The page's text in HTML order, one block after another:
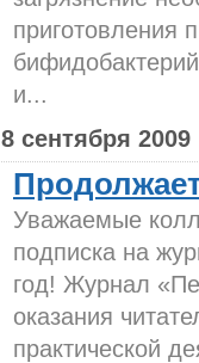
приготовления
и...
8 сентября 2009
Уважаемые
подписка на
год! Журнал
оказания
практической